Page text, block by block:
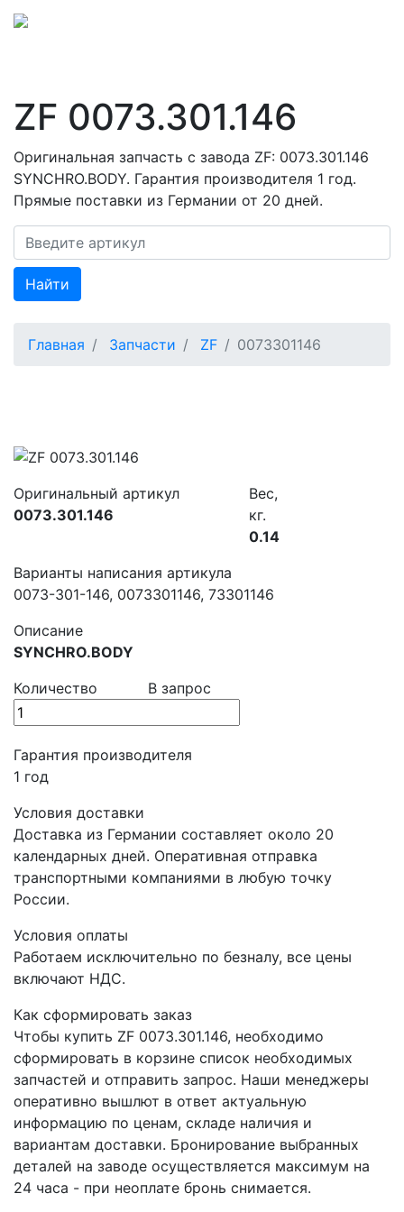
ZF 0073.301.146
Оригинальная запчасть с завода ZF: 0073.301.146
SYNCHRO.BODY. Гарантия производителя 1 год.
Прямые поставки из Германии от 20 дней.
Найти
Главная Запчасти ZF 0073301146
Оригинальный артикул
0073.301.146
Вес,
кг.
0.14
Варианты написания артикула
0073-301-146, 0073301146, 73301146
Описание
SYNCHRO.BODY
Количество
В запрос
Гарантия производителя
1 год
Условия доставки
Доставка из Германии составляет около 20
календарных дней. Оперативная отправка
транспортными компаниями в любую точку
России.
Условия оплаты
Работаем исключительно по безналу, все цены
включают НДС.
Как сформировать заказ
Чтобы купить ZF 0073.301.146, необходимо
сформировать в корзине список необходимых
запчастей и отправить запрос. Наши менеджеры
оперативно вышлют в ответ актуальную
информацию по ценам, складе наличия и
вариантам доставки. Бронирование выбранных
деталей на заводе осуществляется максимум на
24 часа - при неоплате бронь снимается.